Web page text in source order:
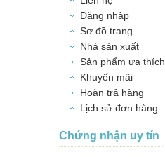
Đăng nhập
Sơ đồ trang
Nhà sản xuất
Sản phẩm ưa thích
Khuyến mãi
Hoàn trả hàng
Lịch sử đơn hàng
Chứng nhận uy tín